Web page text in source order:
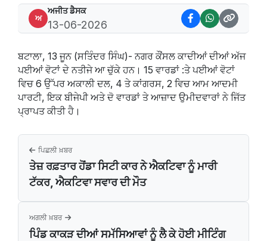
ਅ
ਅਜੀਤ ਡੈਸਕ
13-06-2026
ਬਟਾਲਾ, 13 ਜੂਨ (ਸਤਿੰਦਰ ਸਿੰਘ)- ਨਗਰ ਕੌਂਸਲ ਕਾਦੀਆਂ ਦੀਆਂ ਅੱਜ
ਪਈਆਂ ਵੋਟਾਂ ਦੇ ਨਤੀਜੇ ਆ ਚੁੱਕੇ ਹਨ। 15 ਵਾਰਡਾਂ :ਤੇ ਪਈਆਂ ਵੋਟਾਂ
ਵਿਚ 6 ਉੱਪਰ ਅਕਾਲੀ ਦਲ, 4 ਤੇ ਕਾਂਗਰਸ, 2 ਵਿਚ ਆਮ ਆਦਮੀ
ਪਾਰਟੀ, ਇਕ ਬੀਜੇਪੀ ਅਤੇ ਦੋ ਵਾਰਡਾਂ ਤੇ ਆਜ਼ਾਦ ਉਮੀਦਵਾਰਾਂ ਨੇ ਜਿੱਤ
ਪ੍ਰਾਪਤ ਕੀਤੀ ਹੈ।
ਪਿਛਲੀ ਖ਼ਬਰ
ਤੇਜ਼ ਰਫ਼ਤਾਰ ਹੋਂਡਾ ਸਿਟੀ ਕਾਰ ਨੇ ਐਕਟਿਵਾ ਨੂੰ ਮਾਰੀ
ਟੱਕਰ, ਐਕਟਿਵਾ ਸਵਾਰ ਦੀ ਮੌਤ
ਅਗਲੀ ਖ਼ਬਰ
ਪਿੰਡ ਕਾਕੜ ਦੀਆਂ ਸਮੱਸਿਆਵਾਂ ਨੂੰ ਲੈ ਕੇ ਹੋਈ ਮੀਟਿੰਗ